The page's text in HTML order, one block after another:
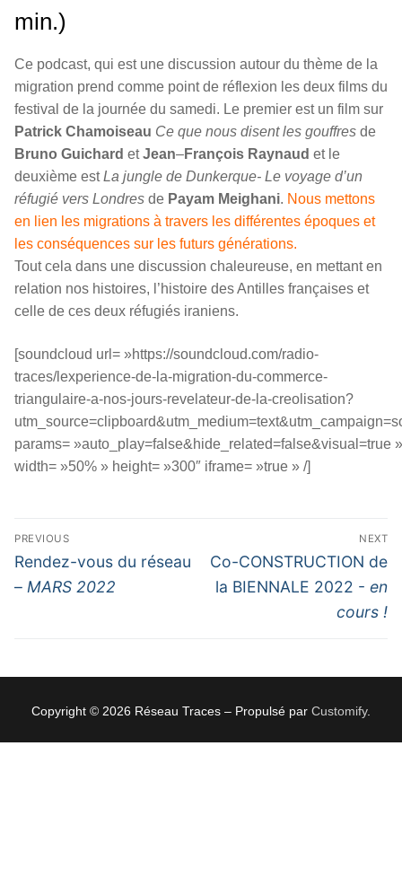
min.)
Ce podcast, qui est une discussion autour du thème de la
migration prend comme point de réflexion les deux films du
festival de la journée du samedi. Le premier est un film sur
Patrick Chamoiseau Ce que nous disent les gouffres de
Bruno Guichard etJean–François Raynaud et le
deuxième estLa jungle de Dunkerque- Le voyage d’un
réfugié vers Londres de Payam Meighani. Nous mettons
en lien les migrations à travers les différentes époques et
les conséquences sur les futurs générations.
Tout cela dans une discussion chaleureuse, en mettant en
relation nos histoires, l’histoire des Antilles françaises et
celle de ces deux réfugiés iraniens.
[soundcloud url= »https://soundcloud.com/radio-
traces/lexperience-de-la-migration-du-commerce-
triangulaire-a-nos-jours-revelateur-de-la-creolisation?
params= »auto_play=false&hide_related=false&visual=true »
width= »50% » height= »300″ iframe= »true » /]
Navigation
de
l’article
PREVIOUS
Previous
post:
Rendez-vous du réseau
– MARS 2022
NEXT
Next
post:
Co-CONSTRUCTION de
la BIENNALE 2022 - en
cours !
Copyright © 2026 Réseau Traces – Propulsé par Customify.